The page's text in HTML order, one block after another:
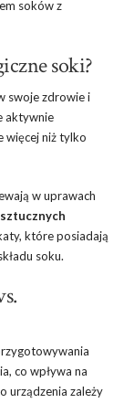
soków z
soki?
swoje zdrowie i
aktywnie
więcej niż tylko
w uprawach
które posiadają
soku.
co wpływa na
urządzenia zależy